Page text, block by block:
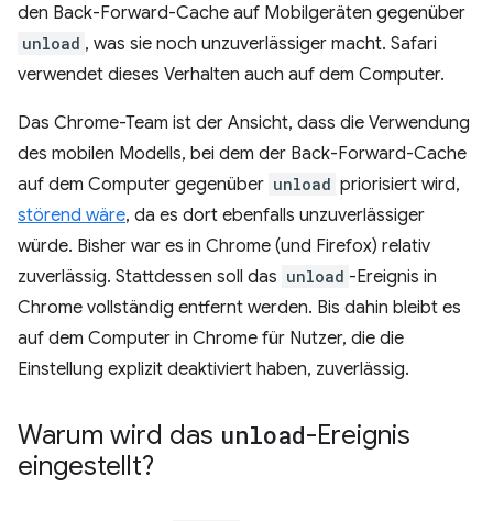
den Back-Forward-Cache auf Mobilgeräten gegenüber
unload , was sie noch unzuverlässiger macht. Safari
verwendet dieses Verhalten auch auf dem Computer.
Das Chrome-Team ist der Ansicht, dass die Verwendung
des mobilen Modells, bei dem der Back-Forward-Cache
auf dem Computer gegenüber unload priorisiert wird,
störend wäre, da es dort ebenfalls unzuverlässiger
würde. Bisher war es in Chrome (und Firefox) relativ
zuverlässig. Stattdessen soll das unload -Ereignis in
Chrome vollständig entfernt werden. Bis dahin bleibt es
auf dem Computer in Chrome für Nutzer, die die
Einstellung explizit deaktiviert haben, zuverlässig.
Warum wird das unload-Ereignis
eingestellt?